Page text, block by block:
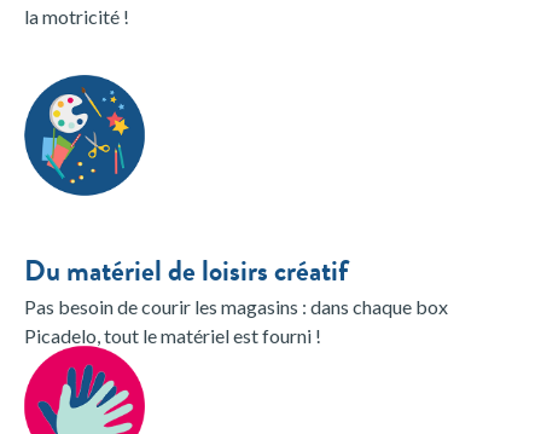
la motricité !
Du matériel de loisirs créatif
Pas besoin de courir les magasins : dans chaque box
Picadelo, tout le matériel est fourni !